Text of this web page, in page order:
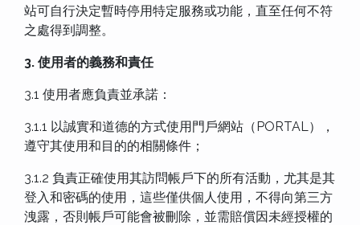
站可自行決定暫時停用特定服務或功能，直至任何不符
之處得到調整。
3. 使用者的義務和責任
3.1 使用者應負責並承諾：
3.1.1 以誠實和道德的方式使用門戶網站（PORTAL），
遵守其使用和目的的相關條件；
3.1.2 負責正確使用其訪問帳戶下的所有活動，尤其是其
登入和密碼的使用，這些僅供個人使用，不得向第三方
洩露，否則帳戶可能會被刪除，並需賠償因未經授權的